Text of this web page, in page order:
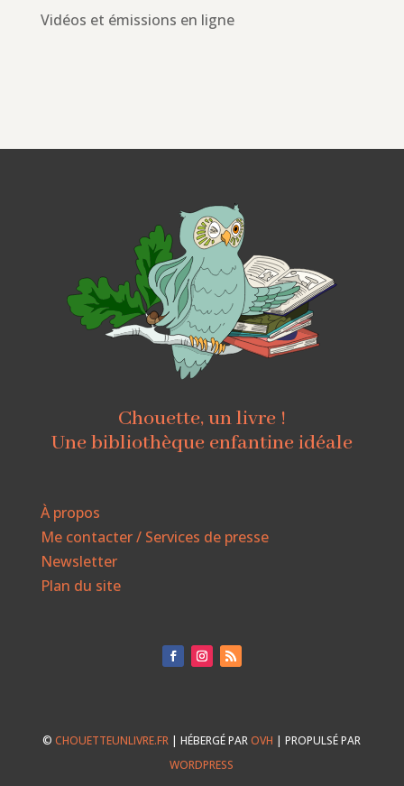
Vidéos et émissions en ligne
Chouette, un livre !
Une bibliothèque enfantine idéale
À propos
Me contacter / Services de presse
Newsletter
Plan du site
©CHOUETTEUNLIVRE.FR | HÉBERGÉ PAROVH | PROPULSÉ PAR
WORDPRESS